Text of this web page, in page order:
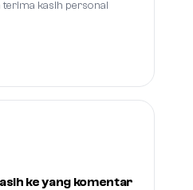
terima kasih personal
ke yang komentar